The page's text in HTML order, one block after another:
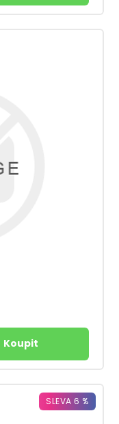
SLEVA 6 %